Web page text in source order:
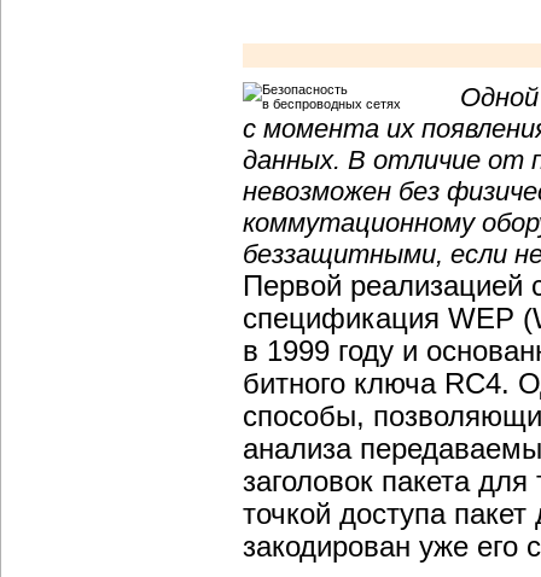
с момента их
данных. В отличие от
невозможен без
коммутационному
беззащитными, если
Первой
спецификация WEP
в 1999 году и
битного ключа RC4.
способы,
анализа
заголовок пакета
точкой доступа
закодирован уже